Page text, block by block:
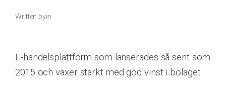
Written byin
E-handelsplattform som lanserades så sent som
2015 och växer starkt med god vinst i bolaget.